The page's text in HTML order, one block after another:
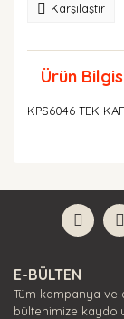
Karşılaştır
Ürün
KPS6046 TEK
formunu
Görüş ve
Ürün
Ürün
E-BÜLTEN
Tüm kampanya
bültenimize